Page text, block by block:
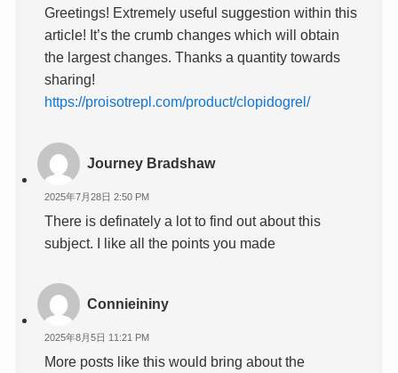
Greetings! Extremely useful suggestion within this
article! It’s the crumb changes which will obtain
the largest changes. Thanks a quantity towards
sharing!
https://proisotrepl.com/product/clopidogrel/
Journey Bradshaw
2025年7月28日 2:50 PM
There is definately a lot to find out about this
subject. I like all the points you made
Connieininy
2025年8月5日 11:21 PM
More posts like this would bring about the